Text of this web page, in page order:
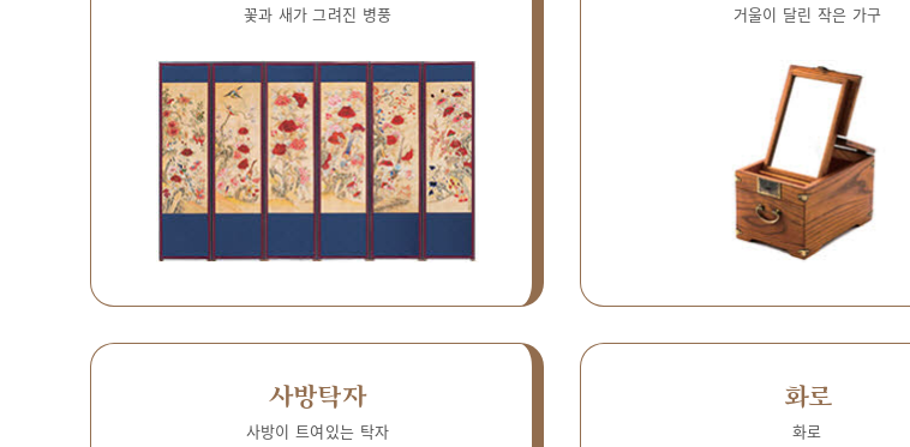
꽃과 새가 그려진 병풍 거울이 달린 작은 가구
사방탁자
사방이 트여있는 탁자
화로
화로